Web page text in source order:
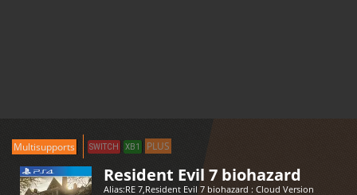
Multisupports SWITCH XB1 PLUS
Resident Evil 7 biohazard
Alias:RE 7,Resident Evil 7 biohazard : Cloud Version